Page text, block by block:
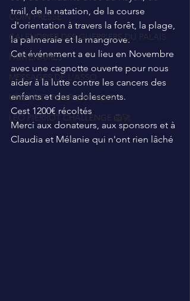
COIN PRESSE
CALENDRIER DES GUERRIERS DU PALAIS
PARTENAIRES
MESSAGES DE L'ASSO
UNE NUIT POUR 2500 VOIX
LEO PIERROT CHALLENGE 🦁🚀
trail, de la natation, de la course
d'orientation à travers la forêt, la plage,
la palmeraie et la mangrove.
Cet événement a eu lieu en Novembre
avec une cagnotte ouverte pour nous
aider à la lutte contre les cancers des
enfants et des adolescents.
Cest 1200€ récoltés
Merci aux donateurs, aux sponsors et à
Claudia et Mélanie qui n'ont rien lâché